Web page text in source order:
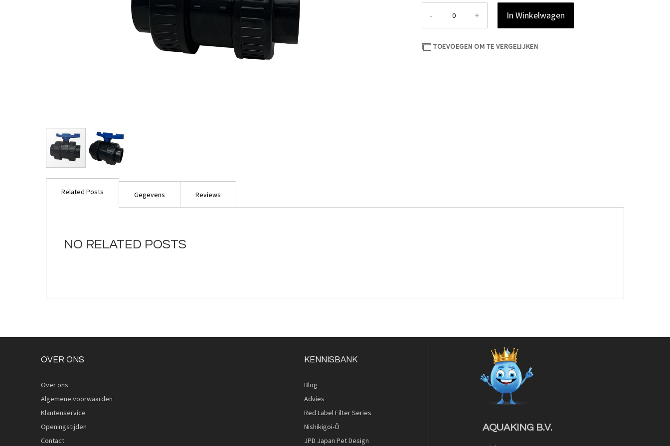
- + In Winkelwagen
TOEVOEGEN OM TE VERGELIJKEN
gallerij
Related Posts
NO RELATED POSTS
Gegevens Reviews
OVER ONS
Over ons
Algemene voorwaarden
Klantenservice
Openingstijden
Contact
KENNISBANK
Blog
Advies
Red Label Filter Series
Nishikigoi-Ô
JPD Japan Pet Design
AQUAKING B.V.